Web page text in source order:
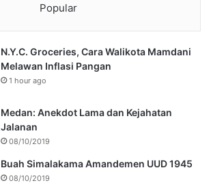
Popular
N.Y.C. Groceries, Cara Walikota Mamdani
Melawan Inflasi Pangan
1 hour ago
Medan: Anekdot Lama dan Kejahatan
Jalanan
08/10/2019
Buah Simalakama Amandemen UUD 1945
08/10/2019